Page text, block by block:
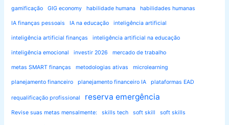
gamificação GIG economy habilidade humana habilidades humanas
IA finanças pessoais IA na educação inteligência artificial
inteligência artificial finanças inteligência artificial na educação
inteligência emocional investir 2026 mercado de trabalho
metas SMART finanças metodologias ativas microlearning
planejamento financeiro planejamento financeiro IA plataformas EAD
requalificação profissional reserva emergência
Revise suas metas mensalmente: skills tech soft skill soft skills